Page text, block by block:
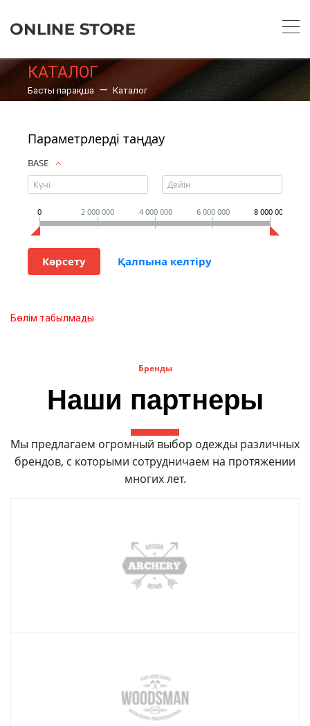
КАТАЛОГ
Басты парақша Каталог
Параметрлерді таңдау
BASE
0 2 000 000 4 000 000 6 000 000 8 000 000
Бөлім табылмады
Бренды
Наши партнеры
Мы предлагаем огромный выбор одежды различных
брендов, с которыми сотрудничаем на протяжении
многих лет.